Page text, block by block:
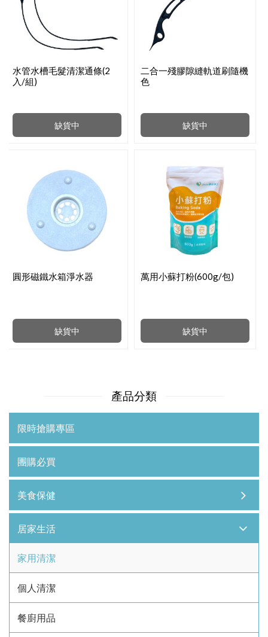
缺貨中
水管水槽毛髮清潔通條(2
入/組)
缺貨中
二合一殘膠隙縫軌道刷隨機
色
缺貨中
圓形磁鐵水箱淨水器
缺貨中
萬用小蘇打粉(600g/包)
產品分類
限時搶購專區
團購必買
美食保健
居家生活
家用清潔
個人清潔
餐廚用品